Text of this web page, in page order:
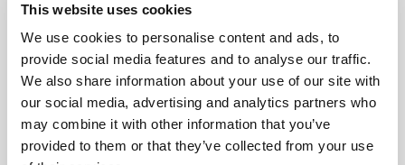
This website uses cookies
We use cookies to personalise content and ads, to
provide social media features and to analyse our traffic.
We also share information about your use of our site with
our social media, advertising and analytics partners who
may combine it with other information that you’ve
provided to them or that they’ve collected from your use
perfettamente funzionanti, con riscaldamento
tradizionale, infissi di qualità e predisposizione per
soluzioni ad alta efficienza. Gli impianti sono stati
aggiornati nel corso della ristrutturazione.
Usi e Potenzialità:
L’immobile è perfetto come abitazione principale
Accetta i cookie di
marketing per usare la
mappa. Click qui per
accettarli.